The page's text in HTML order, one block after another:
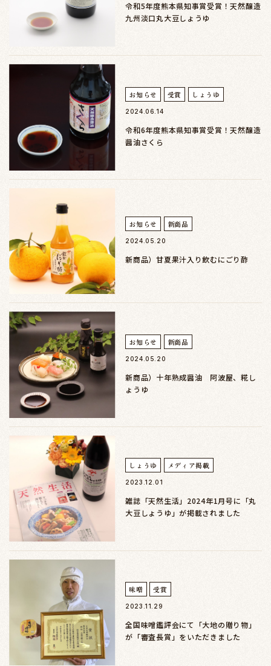
令和5年度熊本県知事賞受賞！天然醸造
九州淡口丸大豆しょうゆ
お知らせ 受賞 しょうゆ
2024.06.14
令和6年度熊本県知事賞受賞！天然醸造
醤油さくら
お知らせ 新商品
2024.05.20
新商品）甘夏果汁入り飲むにごり酢
お知らせ 新商品
2024.05.20
新商品）十年熟成醤油 阿波屋、糀し
ょうゆ
しょうゆ メディア掲載
2023.12.01
雑誌「天然生活」2024年1月号に「丸
大豆しょうゆ」が掲載されました
味噌 受賞
2023.11.29
全国味噌鑑評会にて「大地の贈り物」
が「審査長賞」をいただきました